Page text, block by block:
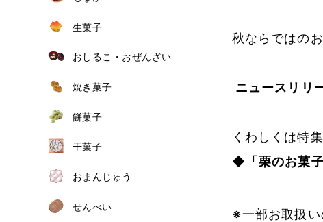
秋ならではの
ニュースリリ
くわしくは特
◆「栗のお菓
※一部お取扱
生菓子
おしるこ・おぜんざい
焼き菓子
餅菓子
干菓子
おまんじゅう
せんべい